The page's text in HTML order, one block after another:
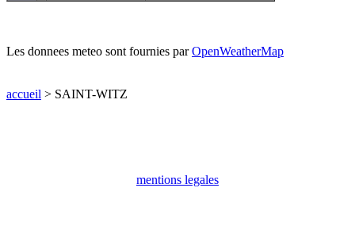
Les donnees meteo sont fournies parOpenWeatherMap
accueil > SAINT-WITZ
mentions legales